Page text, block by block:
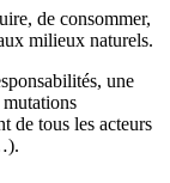
de consommer,
milieux naturels.
une
de tous les acteurs